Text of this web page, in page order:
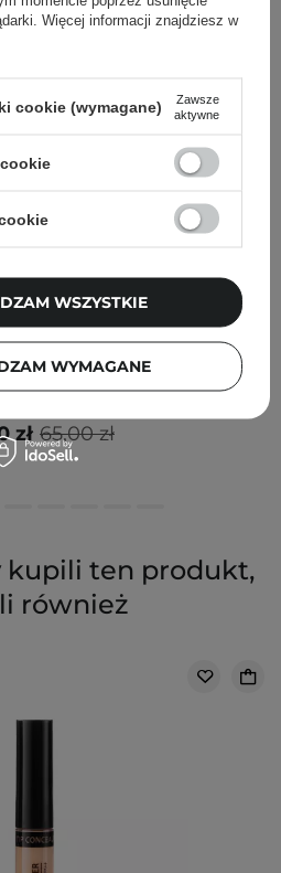
- Długotrwały Podkład
- 24W Soft Beige - Mini - 4,5g
65,00 zł
zł
kupili ten produkt,
również
Więcej informacji znajdziesz w
cookie (wymagane)
Zawsze
aktywne
WYMAGANE
WSZYSTKIE